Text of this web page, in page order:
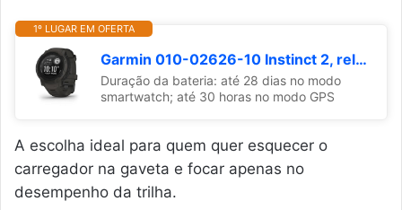
1º LUGAR EM OFERTA
Garmin 010-02626-10 Instinct 2, relógio externo robusto com GPS, construído para todos os elementos, suporte multi-GNSS, roteamento Tracback e mais, grafite
Duração da bateria: até 28 dias no modo
smartwatch; até 30 horas no modo GPS
A escolha ideal para quem quer esquecer o
carregador na gaveta e focar apenas no
desempenho da trilha.